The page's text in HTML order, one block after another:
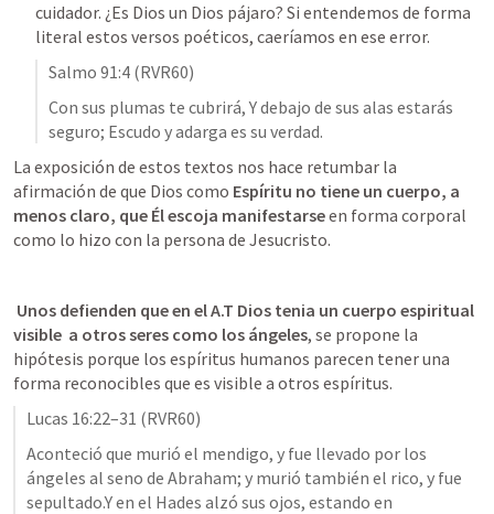
cuidador. ¿Es Dios un Dios pájaro? Si entendemos de forma
literal estos versos poéticos, caeríamos en ese error.
Salmo 91:4 (RVR60)
Con sus plumas te cubrirá, Y debajo de sus alas estarás
seguro; Escudo y adarga es su verdad.
La exposición de estos textos nos hace retumbar la
afirmación de que Dios como Espíritu no tiene un cuerpo, a
menos claro, que Él escoja manifestarse en forma corporal
como lo hizo con la persona de Jesucristo.
visible  a otros seres como los ángeles, se propone la
hipótesis porque los espíritus humanos parecen tener una
forma reconocibles que es visible a otros espíritus.
Lucas 16:22–31 (RVR60)
Aconteció que murió el mendigo, y fue llevado por los
ángeles al seno de Abraham; y murió también el rico, y fue
sepultado.Y en el Hades alzó sus ojos, estando en